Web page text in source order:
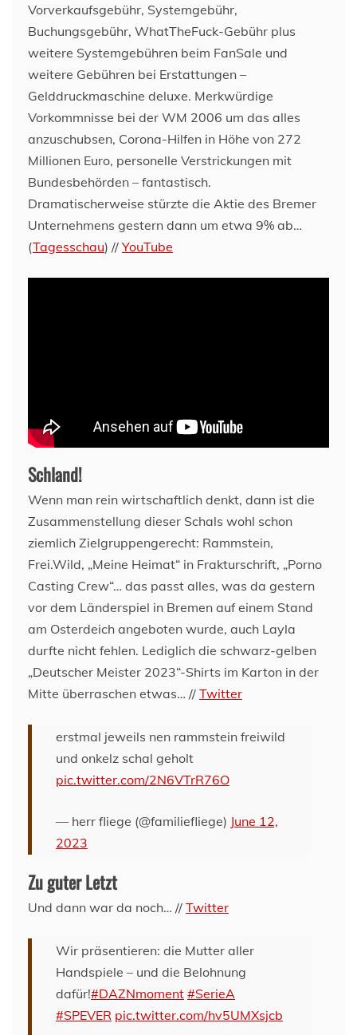
Vorverkaufsgebühr, Systemgebühr,
Buchungsgebühr, WhatTheFuck-Gebühr plus
weitere Systemgebühren beim FanSale und
weitere Gebühren bei Erstattungen –
Gelddruckmaschine deluxe. Merkwürdige
Vorkommnisse bei der WM 2006 um das alles
anzuschubsen, Corona-Hilfen in Höhe von 272
Millionen Euro, personelle Verstrickungen mit
Bundesbehörden – fantastisch.
Dramatischerweise stürzte die Aktie des Bremer
Unternehmens gestern dann um etwa 9% ab…
(Tagesschau) // YouTube
Schland!
Wenn man rein wirtschaftlich denkt, dann ist die
Zusammenstellung dieser Schals wohl schon
ziemlich Zielgruppengerecht: Rammstein,
Frei.Wild, „Meine Heimat“ in Frakturschrift, „Porno
Casting Crew“… das passt alles, was da gestern
vor dem Länderspiel in Bremen auf einem Stand
am Osterdeich angeboten wurde, auch Layla
durfte nicht fehlen. Lediglich die schwarz-gelben
„Deutscher Meister 2023“-Shirts im Karton in der
Mitte überraschen etwas… // Twitter
erstmal jeweils nen rammstein freiwild
und onkelz schal geholt
pic.twitter.com/2N6VTrR76O
— herr fliege (@familiefliege) June 12,
2023
Zu guter Letzt
Und dann war da noch… // Twitter
Wir präsentieren: die Mutter aller
Handspiele – und die Belohnung
dafür!#DAZNmoment #SerieA
#SPEVER pic.twitter.com/hv5UMXsjcb